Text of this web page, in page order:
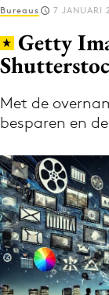
Log in
Volg het
Menu
Home
Bureaus 7 JANUARI
Getty
Met de
besparen en